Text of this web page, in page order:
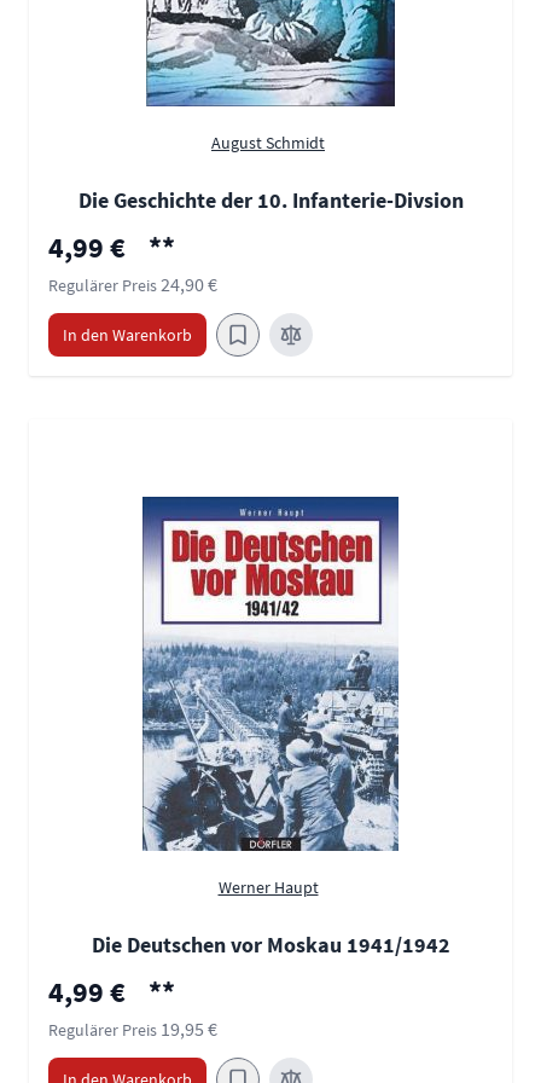
August Schmidt
Die Geschichte der 10. Infanterie-Divsion
Sonderpreis
4,99 € **
Regulärer Preis24,90 €
In den Warenkorb
Werner Haupt
Die Deutschen vor Moskau 1941/1942
Sonderpreis
4,99 € **
Regulärer Preis 19,95 €